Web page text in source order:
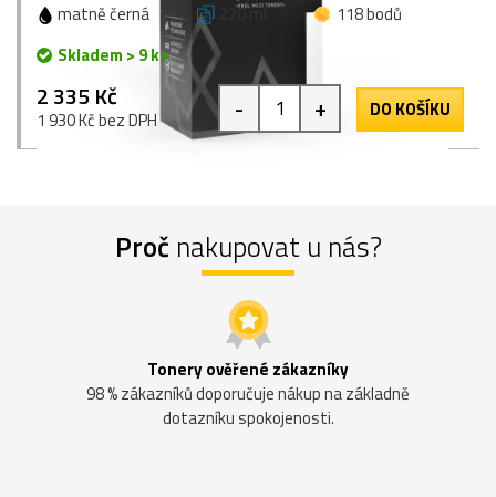
matně černá 220 ml
118 bodů
Skladem > 9 ks
2 335 Kč
1 930 Kč bez DPH - + DO KOŠÍKU
Proč nakupovat u nás?
Tonery ověřené zákazníky
98 % zákazníků doporučuje nákup na základně
dotazníku spokojenosti.